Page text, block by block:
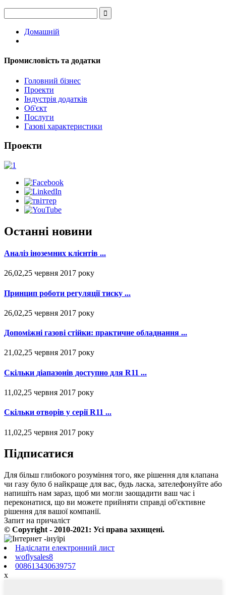
Домашній
Промисловість та додатки
Головний бізнес
Проекти
Індустрія додатків
Об'єкт
Послуги
Газові характеристики
Проекти
Останні новини
Аналіз іноземних клієнтів ...
26,02,25 червня 2017 року
Принцип роботи регуляції тиску ...
26,02,25 червня 2017 року
Допоміжні газові стійки: практичне обладнання ...
21,02,25 червня 2017 року
Скільки діапазонів доступно для R11 ...
11,02,25 червня 2017 року
Скільки отворів у серії R11 ...
11,02,25 червня 2017 року
Підписатися
Для більш глибокого розуміння того, яке рішення для клапана
чи газу було б найкраще для вас, будь ласка, зателефонуйте або
напишіть нам зараз, щоб ми могли заощадити ваш час і
переконатися, що ви можете прийняти справді об'єктивне
рішення для вашої компанії.
Запит на причаліст
© Copyright - 2010-2021: Усі права захищені.
Надіслати електронний лист
woflysales8
008613430639757
x